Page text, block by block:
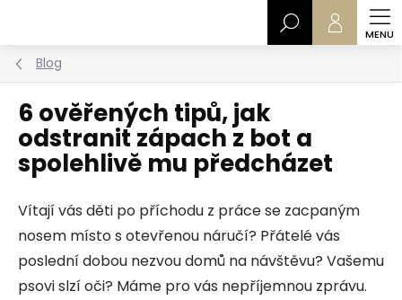
Hledat
Blog
6 ověřených tipů, jak
odstranit zápach z bot a
spolehlivě mu předcházet
Vítají vás děti po příchodu z práce se zacpaným
nosem místo s otevřenou náručí? Přátelé vás
poslední dobou nezvou domů na návštěvu? Vašemu
psovi slzí oči? Máme pro vás nepříjemnou zprávu.